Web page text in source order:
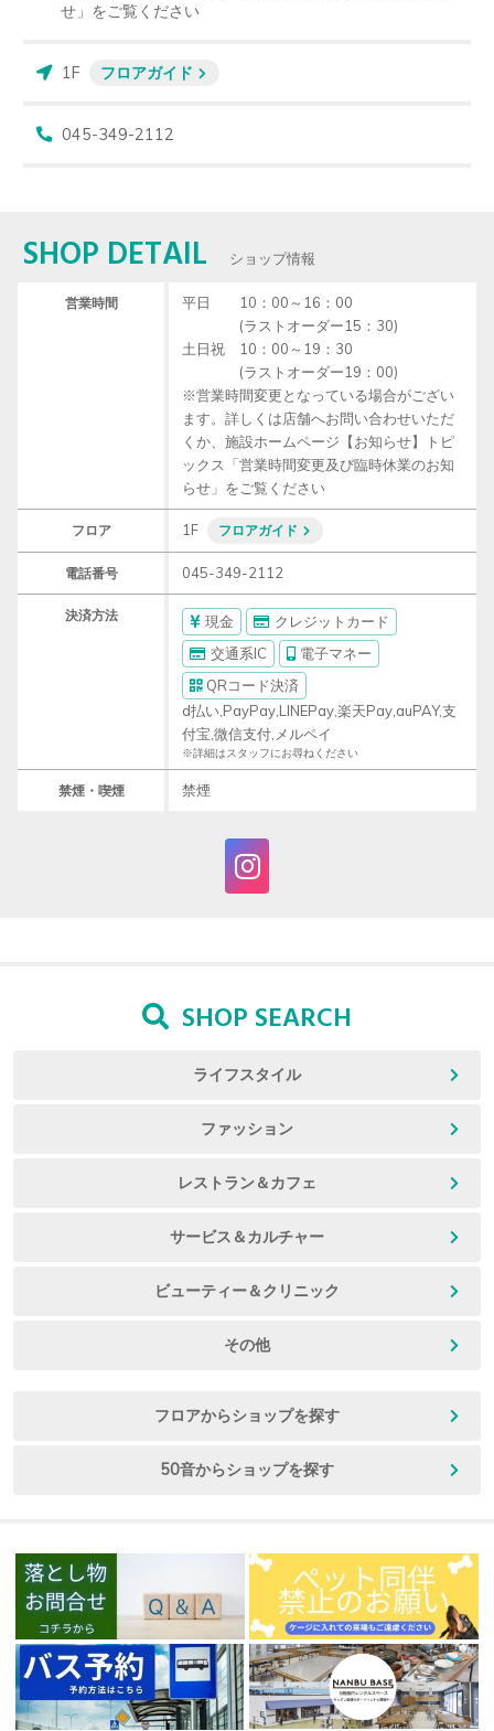
せ」をご覧ください
1F フロアガイド
045-349-2112
SHOP DETAIL ショップ情報
営業時間
平日　　10：00～16：00
(ラストオーダー15：30)
土日祝　10：00～19：30
(ラストオーダー19：00)
※営業時間変更となっている場合がござい
ます。詳しくは店舗へお問い合わせいただ
くか、施設ホームページ【お知らせ】トピ
ックス「営業時間変更及び臨時休業のお知
らせ」をご覧ください
フロア 1F フロアガイド
電話番号 045-349-2112
決済方法 現金
クレジットカード
交通系IC
電子マネー
QRコード決済
d払い,PayPay,LINEPay,楽天Pay,auPAY,支
付宝,微信支付,メルペイ
※詳細はスタッフにお尋ねください
禁煙・喫煙 禁煙
SHOP SEARCH
ライフスタイル
ファッション
レストラン＆カフェ
サービス＆カルチャー
ビューティー＆クリニック
その他
フロアからショップを探す
50音からショップを探す